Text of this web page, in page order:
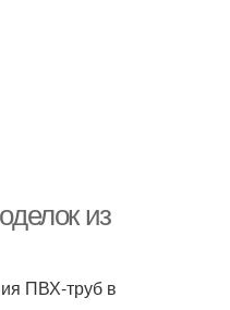
из
ПВХ-труб в